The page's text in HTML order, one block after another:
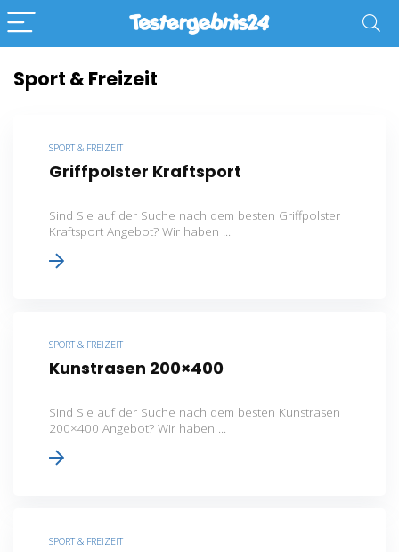
Sport & Freizeit
SPORT & FREIZEIT
Griffpolster Kraftsport
Sind Sie auf der Suche nach dem besten Griffpolster
Kraftsport Angebot? Wir haben ...
SPORT & FREIZEIT
Kunstrasen 200×400
Sind Sie auf der Suche nach dem besten Kunstrasen
200×400 Angebot? Wir haben ...
SPORT & FREIZEIT